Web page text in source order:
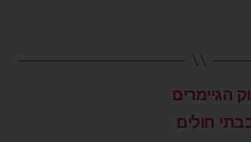
הגיימרים
חולים